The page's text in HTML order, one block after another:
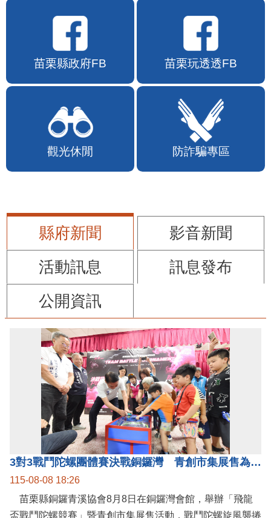
苗栗縣政府FB 苗栗玩透透FB
觀光休閒 防詐騙專區
縣府新聞
影音新聞
活動訊息
訊息發布
公開資訊
3對3戰鬥陀螺團體賽決戰銅鑼灣 青創市集展售為父親節增添繽紛
115-08-08 18:26
苗栗縣銅鑼青溪協會8月8日在銅鑼灣會館，舉辦「飛龍
盃戰鬥陀螺競賽」暨青創市集展售活動，戰鬥陀螺旋風襲捲